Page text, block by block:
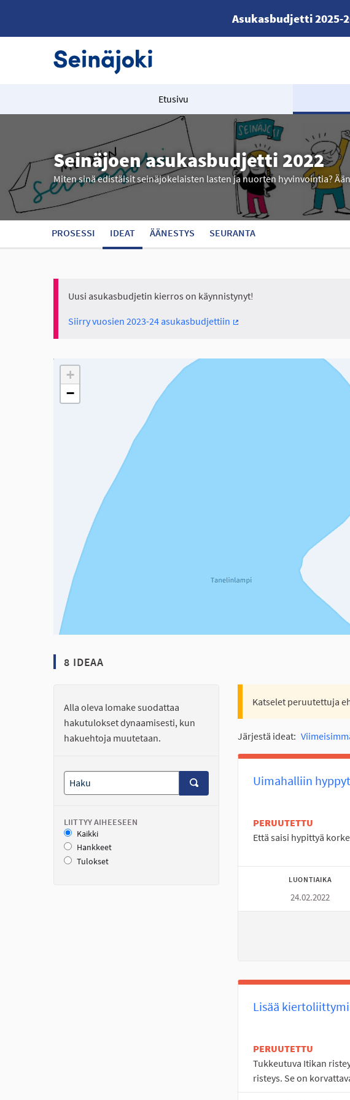
Asukasbudjetti 2025-
Etusivu
Seinäjoen asukasbudjetti 2022
Miten sinä edistäisit seinäjokelaisten lasten ja nuorten hyvinvointia?
PROSESSI IDEAT ÄÄNESTYS SEURANTA
Uusi asukasbudjetin kierros on käynnistynyt!
Siirry vuosien 2023-24 asukasbudjettiin
Seuraavassa elementissä on kartta, joka esittää tämän sivun tietueet
+
−
8 IDEAA
Alla oleva lomake suodattaa
hakutulokset dynaamisesti, kun
hakuehtoja muutetaan.
LIITTYY AIHEESEEN
Kaikki
Hankkeet
Tulokset
Katselet peruutettuja
Järjestä ideat:
Uimahalliin
PERUUTETTU
Että saisi hypittyä
LUONTIAIKA
24.02.2022
Lisää
PERUUTETTU
Tukkeutuva Itikan
risteys. Se on